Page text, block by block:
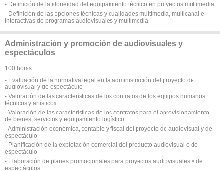
- Definición de la idoneidad del equipamiento técnico en proyectos multimedia
- Definición de las opciones técnicas y cualidades multimedia, multicanal e
interactivas de programas audiovisuales y multimedia
Administración y promoción de audiovisuales y
espectáculos
100 horas
- Evaluación de la normativa legal en la administración del proyecto de
audiovisual y de espectáculo
- Valoración de las características de los contratos de los equipos humanos
técnicos y artísticos
- Valoración de las características de los contratos para el aprovisionamiento
de bienes, servicios y equipamiento logístico
- Administración económica, contable y fiscal del proyecto de audiovisual y de
espectáculo
- Planificación de la explotación comercial del producto audiovisual o de
espectáculo
- Elaboración de planes promocionales para proyectos audiovisuales y de
espectáculos